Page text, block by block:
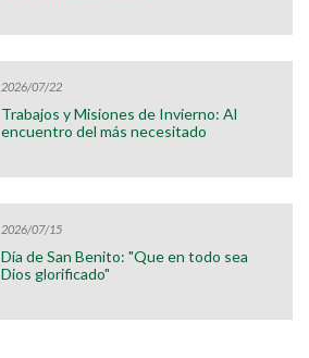
2026/07/22
Trabajos y Misiones de Invierno: Al
encuentro del más necesitado
2026/07/15
Día de San Benito: "Que en todo sea
Dios glorificado"